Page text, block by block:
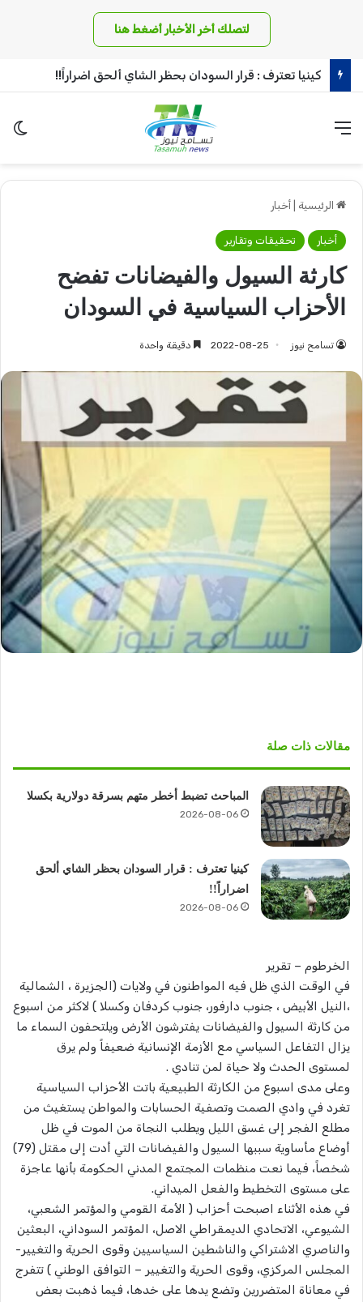
لتصلك أخر الأخبار أضغط هنا
كينيا تعترف : قرار السودان بحظر الشاي ألحق اضراراً!!
القائمة
الرئيسية أخبار
أخبار تحقيقات وتقارير
كارثة السيول والفيضانات تفضح
الأحزاب السياسية في السودان
تسامح نيوز 2022-08-25 دقيقة واحدة
مقالات ذات صلة
المباحث تضبط أخطر متهم بسرقة دولارية بكسلا
2026-08-06
كينيا تعترف : قرار السودان بحظر الشاي ألحق
اضراراً!!
2026-08-06
الخرطوم – تقرير
في الوقت الذي ظل فيه المواطنون في ولايات (الجزيرة ، الشمالية
،النيل الأبيض ، جنوب دارفور، جنوب كردفان وكسلا ) لاكثر من اسبوع
من كارثة السيول والفيضانات يفترشون الأرض ويلتحفون السماء ما
يزال التفاعل السياسي مع الأزمة الإنسانية ضعيفاً ولم يرق
لمستوى الحدث ولا حياة لمن تنادي .
وعلى مدى اسبوع من الكارثة الطبيعية باتت الأحزاب السياسية
تغرد في وادي الصمت وتصفية الحسابات والمواطن يستغيث من
مطلع الفجر إلى غسق الليل ويطلب النجاة من الموت في ظل
أوضاع مأساوية سببها السيول والفيضانات التي أدت إلى مقتل (79)
شخصاً، فيما نعت منظمات المجتمع المدني الحكومة بأنها عاجزة
على مستوى التخطيط والفعل الميداني.
في هذه الأثناء اصبحت أحزاب ( الأمة القومي والمؤتمر الشعبي،
الشيوعي، الاتحادي الديمقراطي الاصل، المؤتمر السوداني، البعثين
والناصري الاشتراكي والناشطين السياسيين وقوى الحرية والتغيير-
المجلس المركزي، وقوى الحرية والتغيير – التوافق الوطني ) تتفرج
في معاناة المتضررين وتضع يدها على خدها، فيما ذهبت بعض